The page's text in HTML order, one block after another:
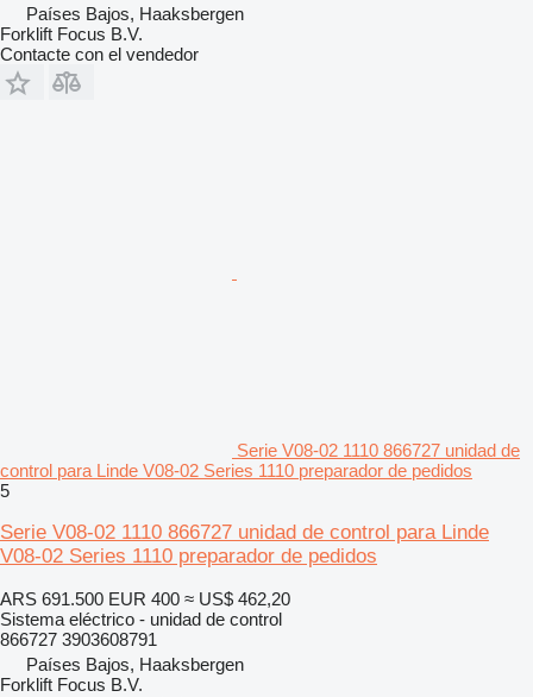
Países Bajos, Haaksbergen
Forklift Focus B.V.
Contacte con el vendedor
Serie V08-02 1110 866727 unidad de
control para Linde V08-02 Series 1110 preparador de pedidos
5
Serie V08-02 1110 866727 unidad de control para Linde
V08-02 Series 1110 preparador de pedidos
ARS 691.500 EUR 400 ≈ US$ 462,20
Sistema eléctrico - unidad de control
866727 3903608791
Países Bajos, Haaksbergen
Forklift Focus B.V.